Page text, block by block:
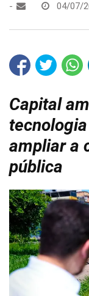
- 04/07/
Capital
ampliar a
pública